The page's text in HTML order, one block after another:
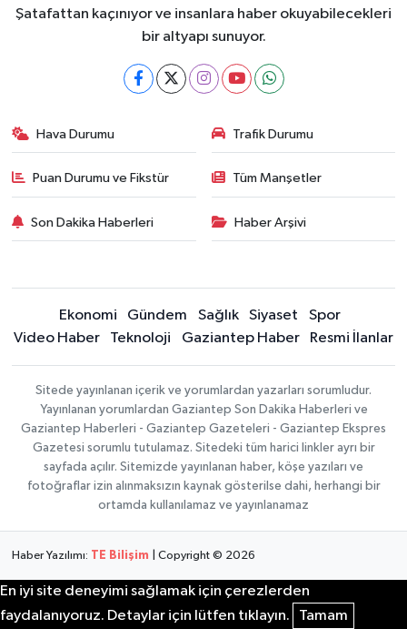
Şatafattan kaçınıyor ve insanlara haber okuyabilecekleri
bir altyapı sunuyor.
Hava Durumu Trafik Durumu
Puan Durumu ve Fikstür Tüm Manşetler
Son Dakika Haberleri Haber Arşivi
Ekonomi Gündem Sağlık Siyaset
Spor
Video Haber
Teknoloji Gaziantep Haber Resmi İlanlar
Sitede yayınlanan içerik ve yorumlardan yazarları sorumludur.
Yayınlanan yorumlardan Gaziantep Son Dakika Haberleri ve
Gaziantep Haberleri - Gaziantep Gazeteleri - Gaziantep Ekspres
Gazetesi sorumlu tutulamaz. Sitedeki tüm harici linkler ayrı bir
sayfada açılır. Sitemizde yayınlanan haber, köşe yazıları ve
fotoğraflar izin alınmaksızın kaynak gösterilse dahi, herhangi bir
ortamda kullanılamaz ve yayınlanamaz
Haber Yazılımı: TE Bilişim | Copyright © 2026
En iyi site deneyimi sağlamak için çerezlerden
faydalanıyoruz. Detaylar için lütfen tıklayın.
Tamam